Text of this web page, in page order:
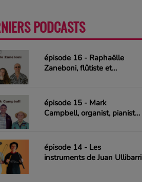
PODCASTS
épisode 16 - Raphaëlle
Zaneboni, flûtiste et
épisode 15 - Mark
Campbell, organist, pianist
épisode 14 - Les
instruments de Juan Ullibarri